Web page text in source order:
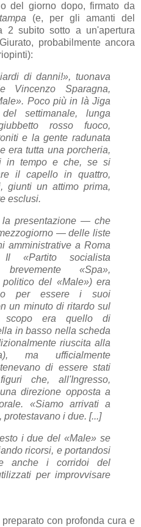
del giorno dopo, firmato da
(e, per gli amanti del
2 subito sotto a un'apertura
probabilmente ancora
di danni!», tuonava
Vincenzo Sparagna,
Poco più in là Jiga
settimanale, lunga
rosso fuoco,
e la gente radunata
era tutta una porcheria,
in tempo e che, se si
il capello in quattro,
giunti un attimo prima,
esclusi.
la presentazione — che
— delle liste
amministrative a Roma
«Partito socialista
«Spa»,
del «Male») era
per essere i suoi
un minuto di ritardo sul
scopo era quello di
in basso nella scheda
riuscita alla
ma ufficialmente
di essere stati
che, all'Ingresso,
direzione opposta a
«Siamo arrivati a
i due. [...]
i due del «Male» se
ricorsi, e portandosi
anche i corridoi del
per improvvisare
con profonda cura e